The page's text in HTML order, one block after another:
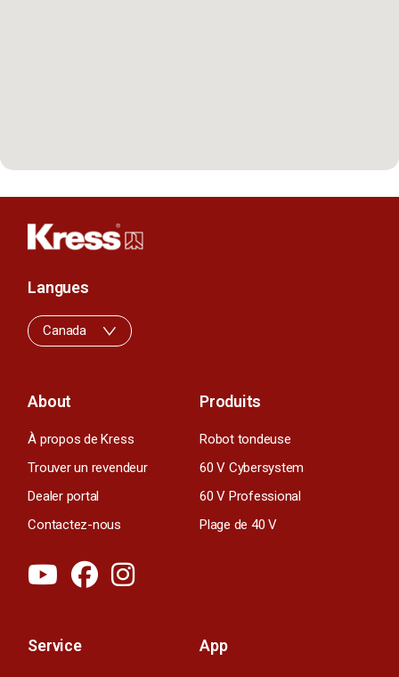
About
À propos de Kress
Trouver un revendeur
Dealer portal
Contactez-nous
Produits
Robot tondeuse
60 V Cybersystem
60 V Professional
Plage de 40 V
Service App
Langues
Canada